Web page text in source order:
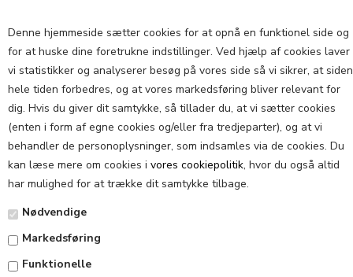
Denne hjemmeside sætter cookies for at opnå en funktionel side og
for at huske dine foretrukne indstillinger. Ved hjælp af cookies laver
vi statistikker og analyserer besøg på vores side så vi sikrer, at siden
hele tiden forbedres, og at vores markedsføring bliver relevant for
dig. Hvis du giver dit samtykke, så tillader du, at vi sætter cookies
(enten i form af egne cookies og/eller fra tredjeparter), og at vi
behandler de personoplysninger, som indsamles via de cookies. Du
kan læse mere om cookies i vores cookiepolitik, hvor du også altid
har mulighed for at trække dit samtykke tilbage.
Nødvendige
Markedsføring
Funktionelle
NYHEDER